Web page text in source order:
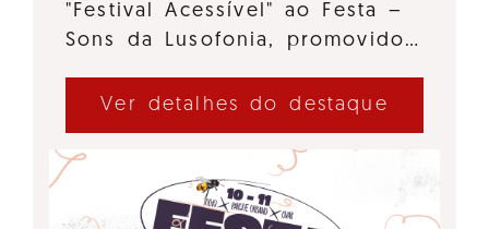
"Festival Acessível" ao Festa –
Sons da Lusofonia, promovido…
Ver detalhes do destaque